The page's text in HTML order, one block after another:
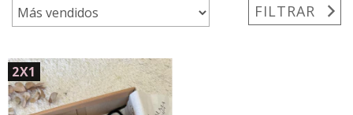
FILTRAR
2X1